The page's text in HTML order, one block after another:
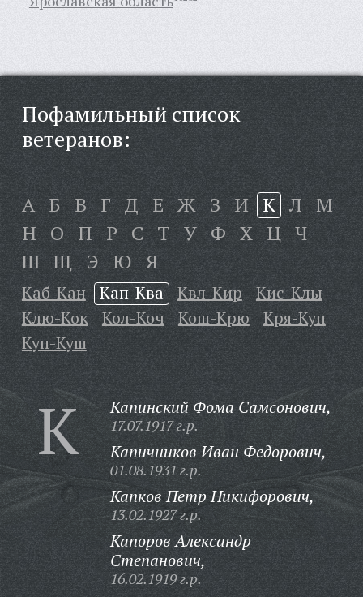
Пофамильный список
ветеранов:
А Б В Г Д Е Ж З И К Л М
Н О П Р С Т У Ф Х Ц Ч
Ш Щ Э Ю Я
Каб-Кан Кап-Ква Квл-Кир
Кис-Клы
Клю-Кок
Кол-Коч Кош-Крю
Кря-Кун
Куп-Куш
К Капинский Фома Самсонович,
17.07.1917 г.р.
Капичников Иван Федорович,
01.08.1931 г.р.
Капков Петр Никифорович,
13.02.1927 г.р.
Капоров Александр
Степанович,
16.02.1919 г.р.